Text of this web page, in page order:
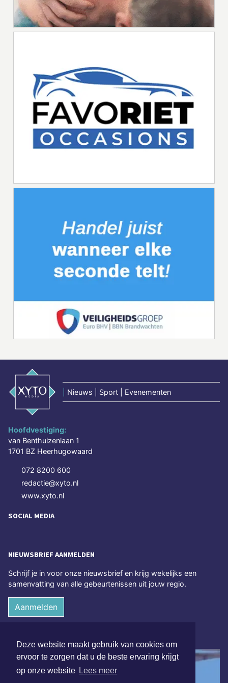
Deze website maakt gebruik van cookies om
ervoor te zorgen dat u de beste ervaring krijgt
op onze website Lees meer
Nieuws | Sport | Evenementen
Hoofdvestiging:
van Benthuizenlaan 1
1701 BZ Heerhugowaard
072 8200 600
redactie@xyto.nl
www.xyto.nl
SOCIAL MEDIA
NIEUWSBRIEF AANMELDEN
Schrijf je in voor onze nieuwsbrief en krijg wekelijks een
samenvatting van alle gebeurtenissen uit jouw regio.
Aanmelden